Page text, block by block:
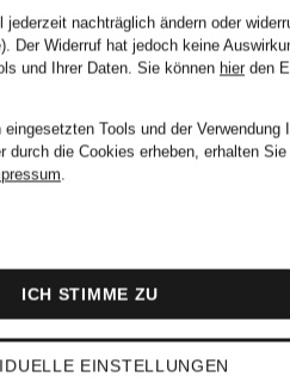
THE
DUCK
TOMMY
jederzeit nachträglich ändern oder
Der Widerruf hat jedoch keine
und Ihrer Daten. Sie können hier den
Tools und der Verwendung
durch die Cookies erheben, erhalten
.
EINSTELLUNGEN
ICH STIMME ZU